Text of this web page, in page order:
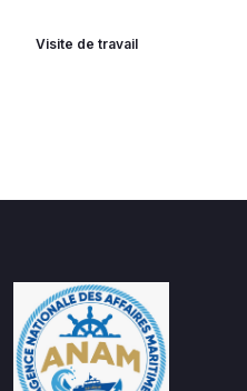
Visite de travail